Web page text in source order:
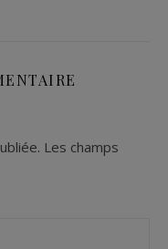
Les champs